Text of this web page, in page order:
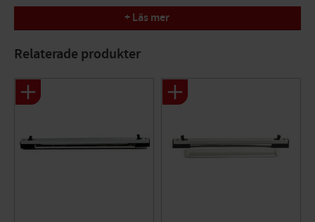
Bredd: 27mm
+ Läs mer
Relaterade produkter